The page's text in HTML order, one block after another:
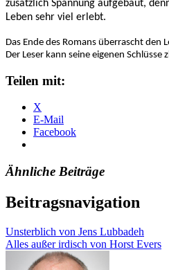
zusätzlich Spannung aufgebaut,
Leben sehr viel erlebt.
Das Ende des Romans überrascht den
Der Leser kann seine eigenen
Teilen mit:
X
E-Mail
Facebook
Ähnliche Beiträge
Beitragsnavigation
Unsterblich von Jens Lubbadeh
Alles außer irdisch von Horst Evers